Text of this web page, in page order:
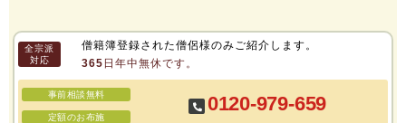
全宗派
対応
僧籍簿登録された僧侶様のみご紹介します。
365日年中無休です。
事前相談無料
定額のお布施
0120-979-659